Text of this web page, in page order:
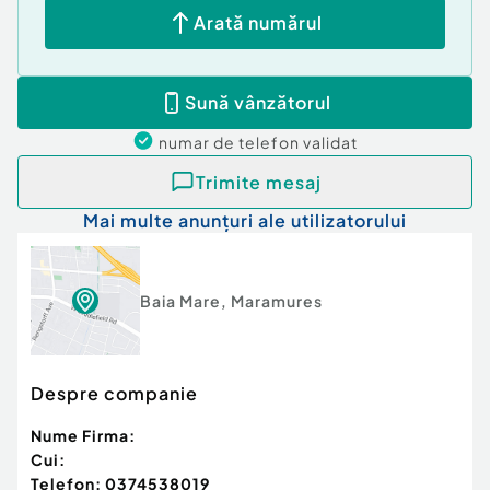
Această proprietate reprezintă o alegere
eficient, gata de locuit sau pentru generarea de
Cod ofertă / ID BLITZ: P168025
Id intern: P168025
Confort:
Tip imobil: Bloc de apartamente
Arată numărul
Sună vânzătorul
numar de telefon validat
Trimite mesaj
Mai multe anunțuri ale utilizatorului
Baia Mare, Maramures
Despre companie
Nume Firma:
Cui:
Telefon: 0374538019